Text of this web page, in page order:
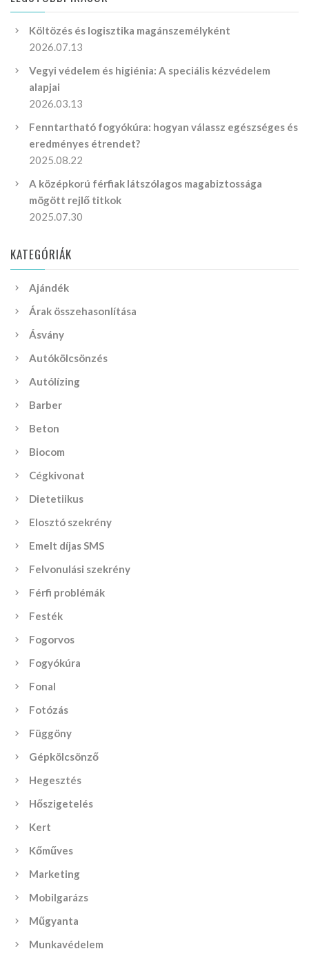
Költözés és logisztika magánszemélyként
2026.07.13
Vegyi védelem és higiénia: A speciális kézvédelem
alapjai
2026.03.13
Fenntartható fogyókúra: hogyan válassz egészséges és
eredményes étrendet?
2025.08.22
A középkorú férfiak látszólagos magabiztossága
mögött rejlő titkok
2025.07.30
KATEGÓRIÁK
Ajándék
Árak összehasonlítása
Ásvány
Autókölcsönzés
Autólízing
Barber
Beton
Biocom
Cégkivonat
Dietetiikus
Elosztó szekrény
Emelt díjas SMS
Felvonulási szekrény
Férfi problémák
Festék
Fogorvos
Fogyókúra
Fonal
Fotózás
Függöny
Gépkölcsönző
Hegesztés
Hőszigetelés
Kert
Kőműves
Marketing
Mobilgarázs
Műgyanta
Munkavédelem